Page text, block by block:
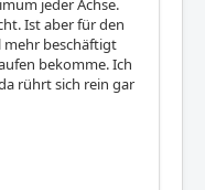
Ist aber für den
mehr beschäftigt
bekomme. Ich
rührt sich rein gar